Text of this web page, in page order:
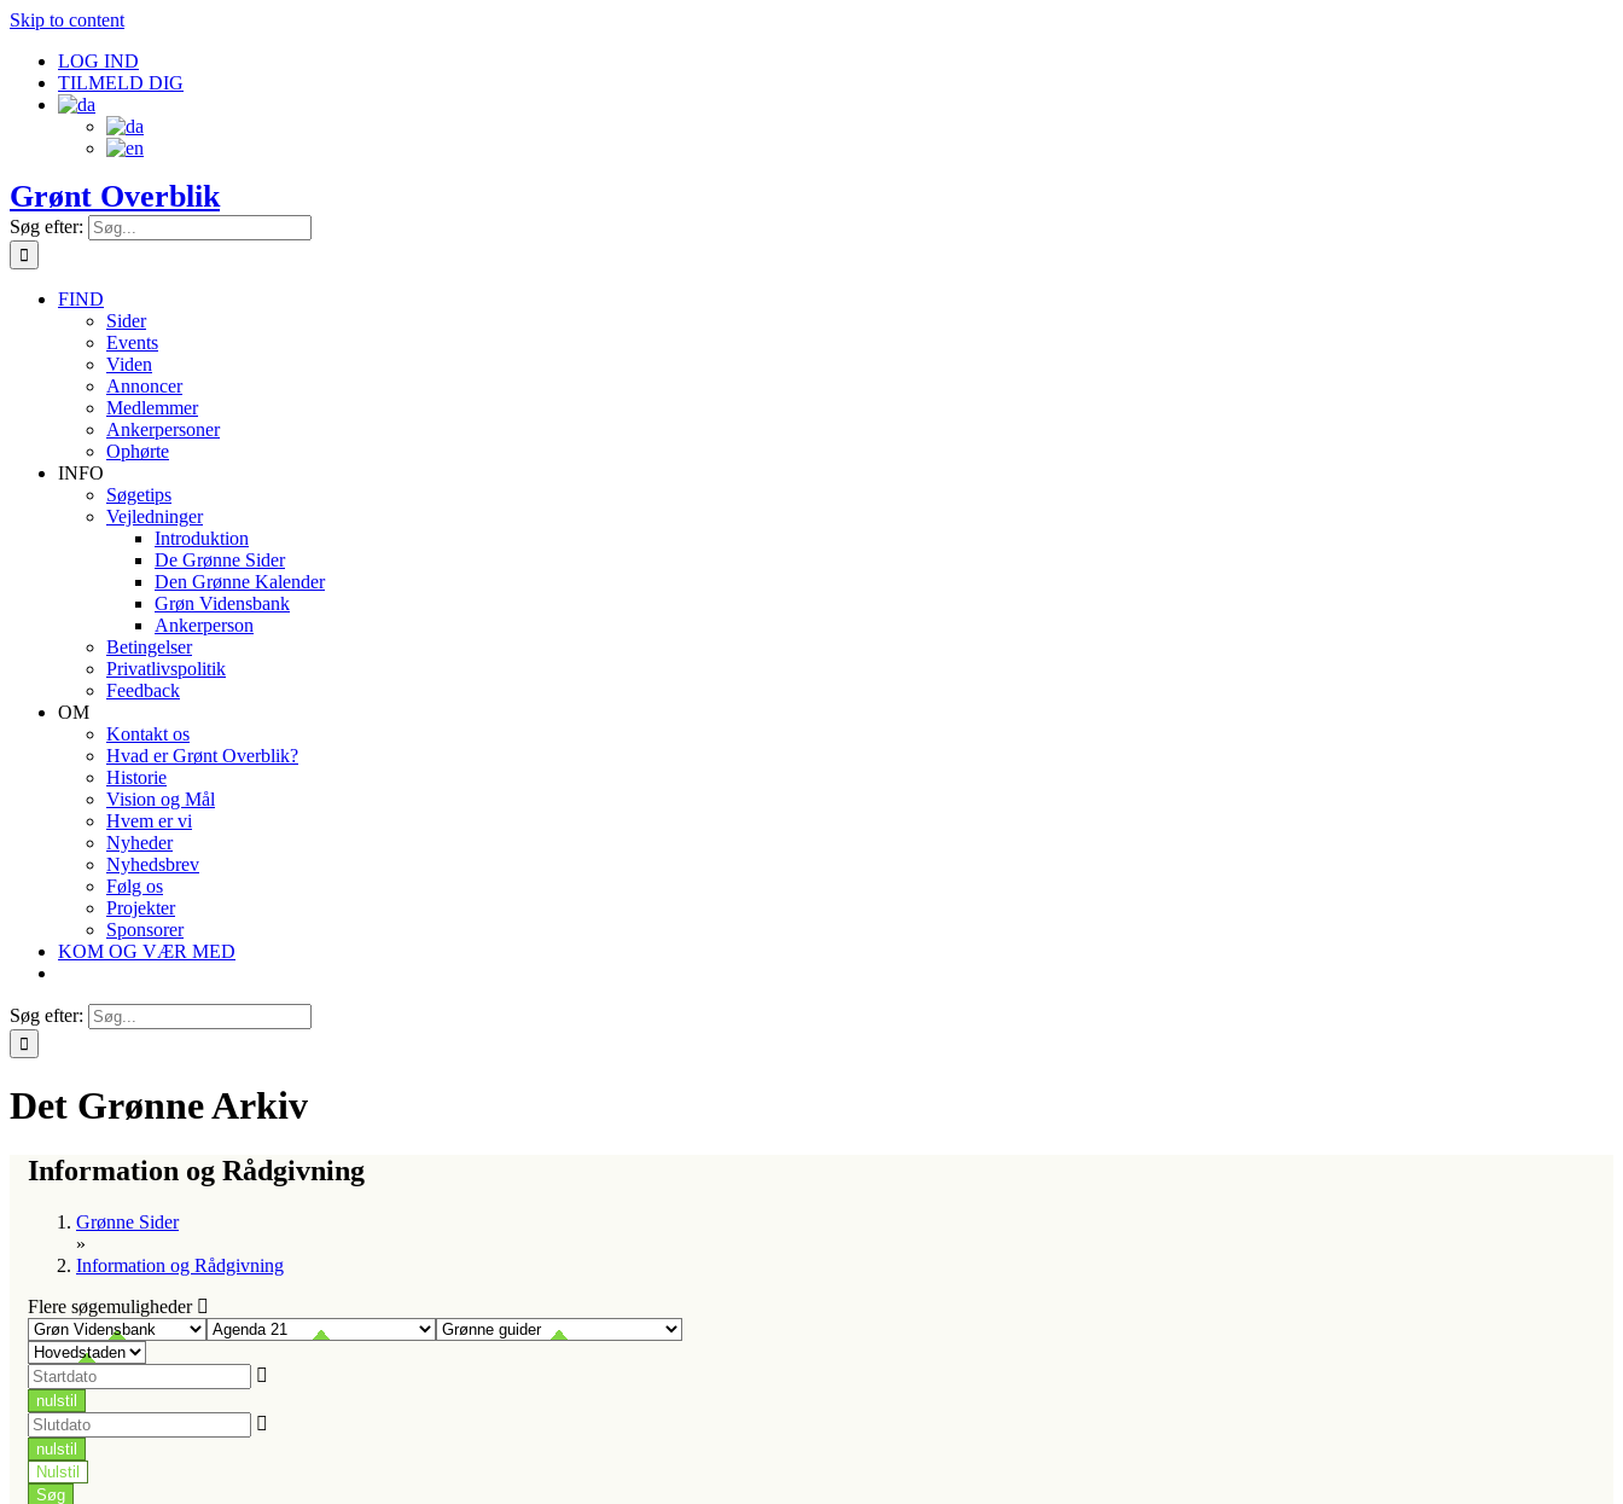
Skip to content
LOG IND
TILMELD DIG
Grønt Overblik
Søg efter:
FIND
Sider
Events
Viden
Annoncer
Medlemmer
Ankerpersoner
Ophørte
INFO
Søgetips
Vejledninger
Introduktion
De Grønne Sider
Den Grønne Kalender
Grøn Vidensbank
Ankerperson
Betingelser
Privatlivspolitik
Feedback
OM
Kontakt os
Hvad er Grønt Overblik?
Historie
Vision og Mål
Hvem er vi
Nyheder
Nyhedsbrev
Følg os
Projekter
Sponsorer
KOM OG VÆR MED
Søg efter:
Det Grønne Arkiv
Information og Rådgivning
Grønne Sider
»
Information og Rådgivning
Flere søgemuligheder